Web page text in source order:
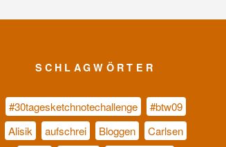
SCHLAGWÖRTER
#30tagesketchnotechallenge
#btw09
Alisik
aufschrei Bloggen
Carlsen